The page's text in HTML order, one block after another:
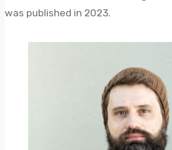
was published in 2023.